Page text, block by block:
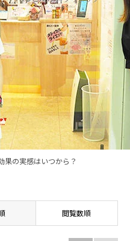
果の実感はいつから？
閲覧数順